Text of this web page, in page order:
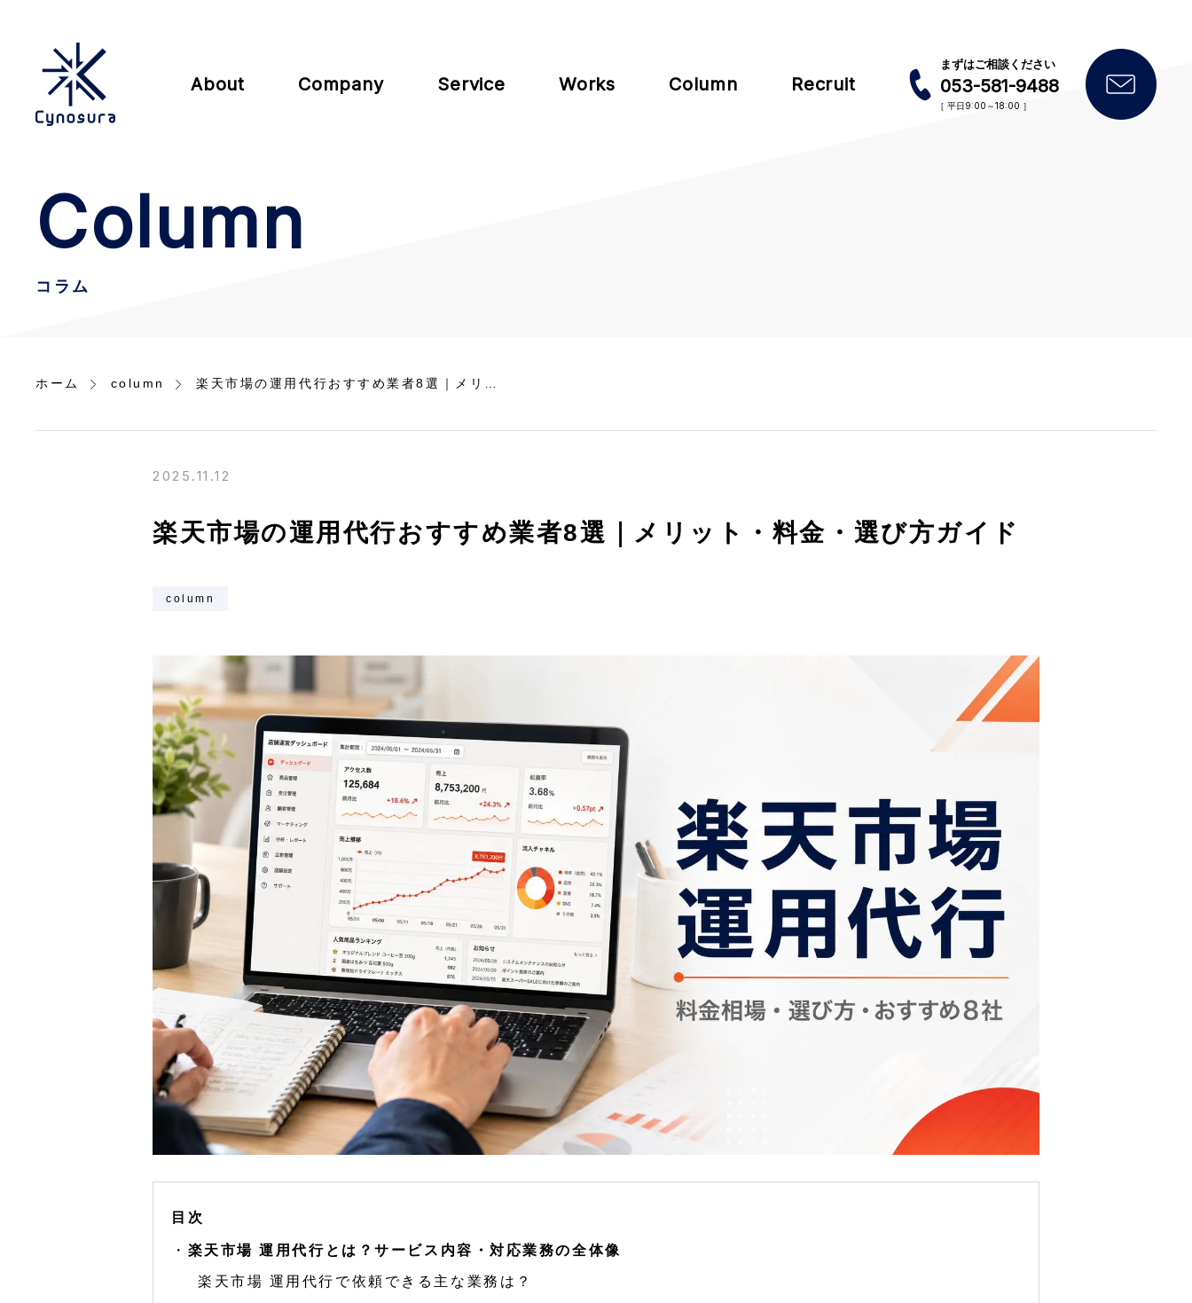
About Company Service Works Column Recruit
まずはご相談ください
053-581-9488
［ 平日9:00～18:00 ］
Column
コラム
ホーム column 楽天市場の運用代行おすすめ業者8選｜メリ…
2025.11.12
楽天市場の運用代行おすすめ業者8選｜メリット・料金・選び方ガイド
column
目次
楽天市場 運用代行とは？サービス内容・対応業務の全体像
楽天市場 運用代行で依頼できる主な業務は？